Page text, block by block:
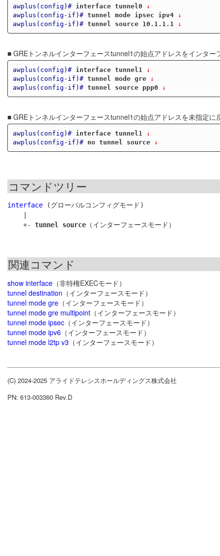
awplus(config)# interface tunnel0 ↓
awplus(config-if)# tunnel mode ipsec ipv4 ↓
awplus(config-if)# tunnel source 10.1.1.1 ↓
■ GREトンネルインターフェースtunnel1の始点アドレスをインター
awplus(config)# interface tunnel1
↓
awplus(config-if)# tunnel mode gre ↓
awplus(config-if)# tunnel source ppp0 ↓
■ GREトンネルインターフェースtunnel1の始点アドレスを未指定に
awplus(config)# interface tunnel1
↓
awplus(config-if)#
no tunnel source ↓
コマンドツリー
interface (グローバルコンフィグモード)
    +-
tunnel source
関連コマンド
show interface （非特権EXECモード）
tunnel destination （インターフェースモード）
tunnel mode gre （インターフェースモード）
tunnel mode gre multipoint （インターフェースモード）
tunnel mode ipsec （インターフェースモード）
tunnel mode ipv6 （インターフェースモード）
tunnel mode l2tp v3 （インターフェースモード）
(C) 2024-2025 アライドテレシスホールディングス株式会社
PN: 613-003360 Rev.D